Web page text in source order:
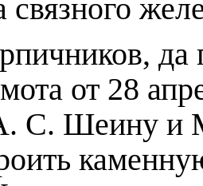
от 28
С. Шеину и